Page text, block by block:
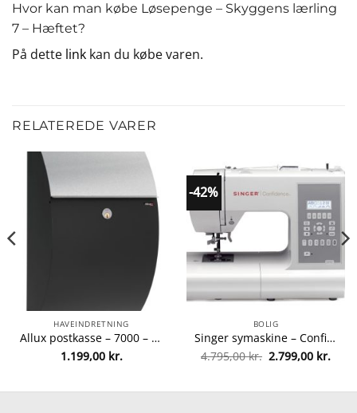
Hvor kan man købe Løsepenge – Skyggens lærling
7 – Hæftet?
På dette link kan du købe varen.
RELATEREDE VARER
HAVEINDRETNING
Allux postkasse – 7000 – Sort/stål fra Allux 5701701474736
1.199,00 kr.
-42%
BOLIG
Singer symaskine – Confidence 7470 fra singer 4996856110016
4.795,00kr. Den
oprindelige
4.795,00 kr..
2.799,00 kr.